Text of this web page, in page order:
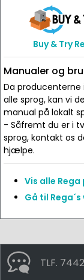
Buy & Try
Manualer og
Da producenterne
alle sprog, kan vi
manual på lokalt
- Såfremt du er i
sprog, kontakt os
hjælpe.
Vis alle
Gå til
TLF.